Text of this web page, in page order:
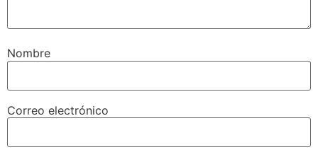
Nombre
Correo electrónico